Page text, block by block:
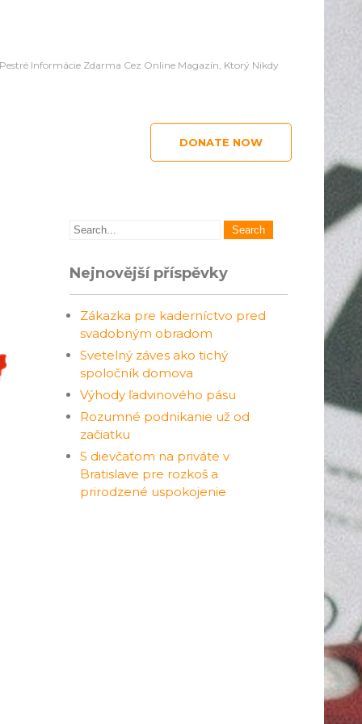
Informácie Zdarma Cez Online Magazín, Ktorý Nikdy
DONATE NOW
Nejnovější příspěvky
Zákazka pre kaderníctvo pred
svadobným obradom
Svetelný záves ako tichý
spoločník domova
Výhody ľadvinového pásu
Rozumné podnikanie už od
začiatku
S dievčaťom na priváte v
Bratislave pre rozkoš a
prirodzené uspokojenie